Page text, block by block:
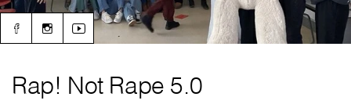
Rap! Not Rape 5.0